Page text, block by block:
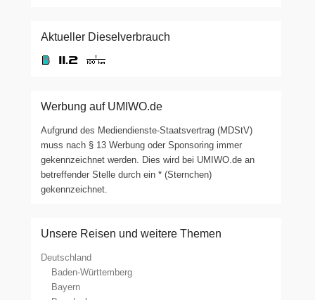
Aktueller Dieselverbrauch
Werbung auf UMIWO.de
Aufgrund des Mediendienste-Staatsvertrag (MDStV)
muss nach § 13 Werbung oder Sponsoring immer
gekennzeichnet werden. Dies wird bei UMIWO.de an
betreffender Stelle durch ein * (Sternchen)
gekennzeichnet.
Unsere Reisen und weitere Themen
Deutschland
Baden-Württemberg
Bayern